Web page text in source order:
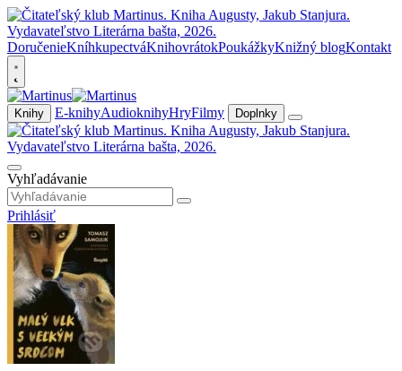
DoručenieKníhkupectváKnihovrátokPoukážkyKnižný blogKontakt
Knihy E-knihyAudioknihyHryFilmy Doplnky
Vyhľadávanie
Prihlásiť